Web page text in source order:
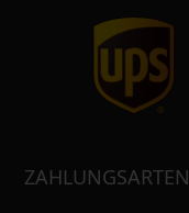
ZAHLUNGSARTEN